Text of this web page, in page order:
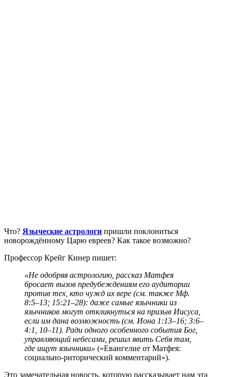
Что? Языческие астрологи пришли поклониться
новорождённому Царю евреев? Как такое возможно?
Профессор Крейг Кинер пишет:
«Не одобряя астрологию, рассказ Матфея
бросает вызов предубеждениям его аудитории
против тех, кто чужд их вере (см. также Мф.
8:5–13; 15:21–28): даже самые язычники из
язычников могут откликнуться на призыв Иисуса,
если им дана возможность (см. Иона 1:13–16; 3:6–
4:1, 10–11). Ради одного особенного события Бог,
управляющий небесами, решил явить Себя там,
где ищут язычники» («Евангелие от Матфея:
социально-риторический комментарий»).
Это замечательная новость, которую рассказывает нам эта